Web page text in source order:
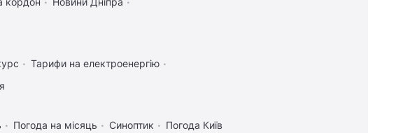
Тарифи на електроенергію
Погода на місяць Синоптик Погода Київ